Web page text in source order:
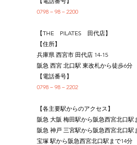
0798－98－2200
【THE　PILATES　田代店】
【住所】
兵庫県 西宮市 田代店 14-15
阪急 西宮 北口駅 東改札から徒歩6分
【電話番号】
0798－98－2202
【各主要駅からのアクセス】
阪急 大阪 梅田駅から阪急西宮北口駅
阪急 神戸 三宮駅から阪急西宮北口駅
宝塚 駅から阪急西宮北口駅まで14分